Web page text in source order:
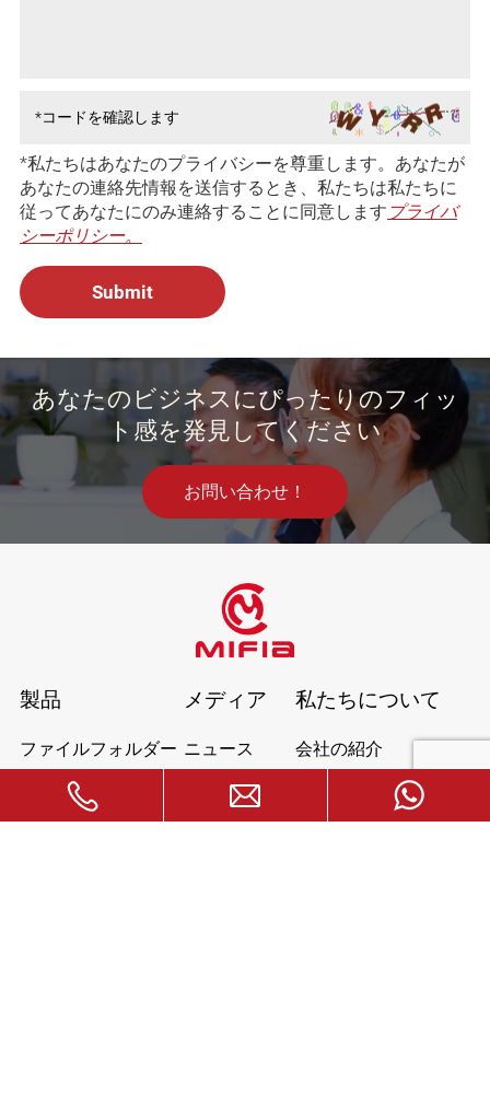
*私たちはあなたのプライバシーを尊重します。あなたが
あなたの連絡先情報を送信するとき、私たちは私たちに
従ってあなたにのみ連絡することに同意します プライバ
シーポリシー。
あなたのビジネスにぴったりのフィッ
ト感を発見してください
お問い合わせ！
製品
ファイルフォルダー
本の表紙
ジッパーポーチ
メディア
ニュース
ビデオ
私たちについて
会社の紹介
なぜ私たちを選ぶのか